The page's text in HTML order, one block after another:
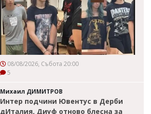
08/08/2026, Събота 20:00
5
Михаил ДИМИТРОВ
Интер подчини Ювентус в Дерби
дИталия, Диуф отново блесна за